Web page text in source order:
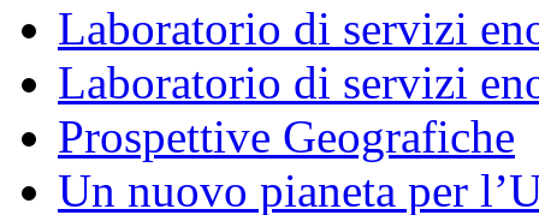
Laboratorio di servizi
Laboratorio di servizi
Prospettive Geografiche
Un nuovo pianeta per